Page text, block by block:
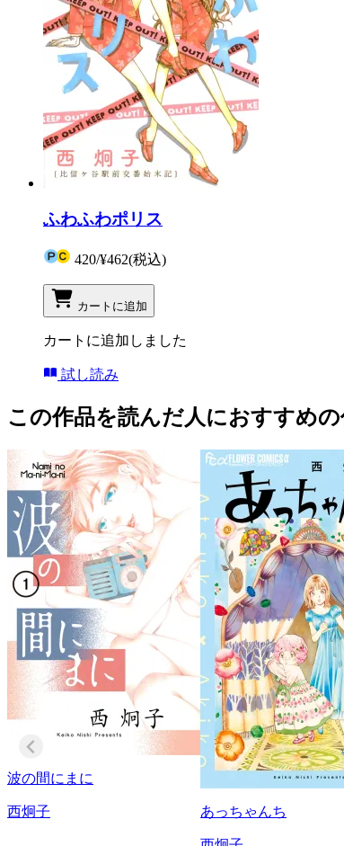
ふわふわポリス
420/¥462(税込)
カートに追加
カートに追加しました
試し読み
この作品を読んだ人におすすめ
波の間にまに
西炯子 あっちゃんち